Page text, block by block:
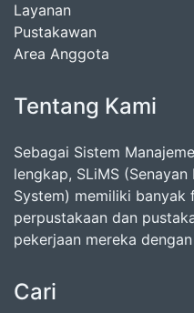
Layanan
Pustakawan
Area Anggota
Tentang Kami
Sebagai Sistem
lengkap, SLiMS
System) memiliki banyak
perpustakaan dan
pekerjaan mereka
Cari